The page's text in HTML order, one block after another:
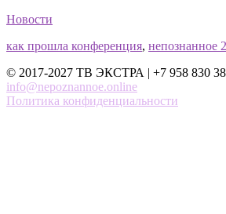
Новости
как прошла конференция, непознанное
© 2017-2027 ТВ ЭКСТРА | +7 958 830
info@nepoznannoe.online
Политика конфиденциальности